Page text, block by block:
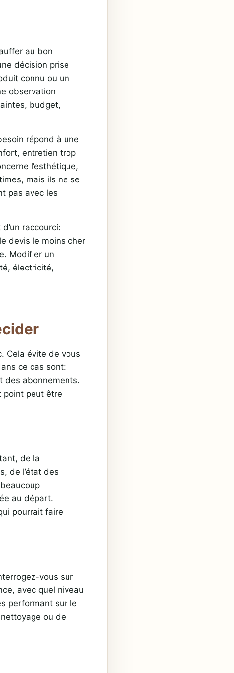
au bon
décision prise
connu ou un
observation
budget,
répond à une
entretien trop
l’esthétique,
mais ils ne se
pas avec les
raccourci:
devis le moins cher
Modifier un
électricité,
Cela évite de vous
ce cas sont:
des abonnements.
point peut être
de la
de l’état des
au départ.
pourrait faire
vous sur
avec quel niveau
performant sur le
ou de